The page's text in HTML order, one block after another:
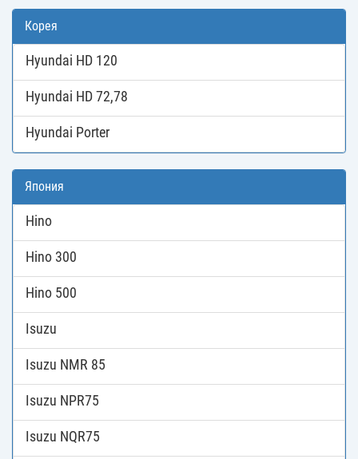
Корея
Hyundai HD 120
Hyundai HD 72,78
Hyundai Porter
Япония
Hino
Hino 300
Hino 500
Isuzu
Isuzu NMR 85
Isuzu NPR75
Isuzu NQR75